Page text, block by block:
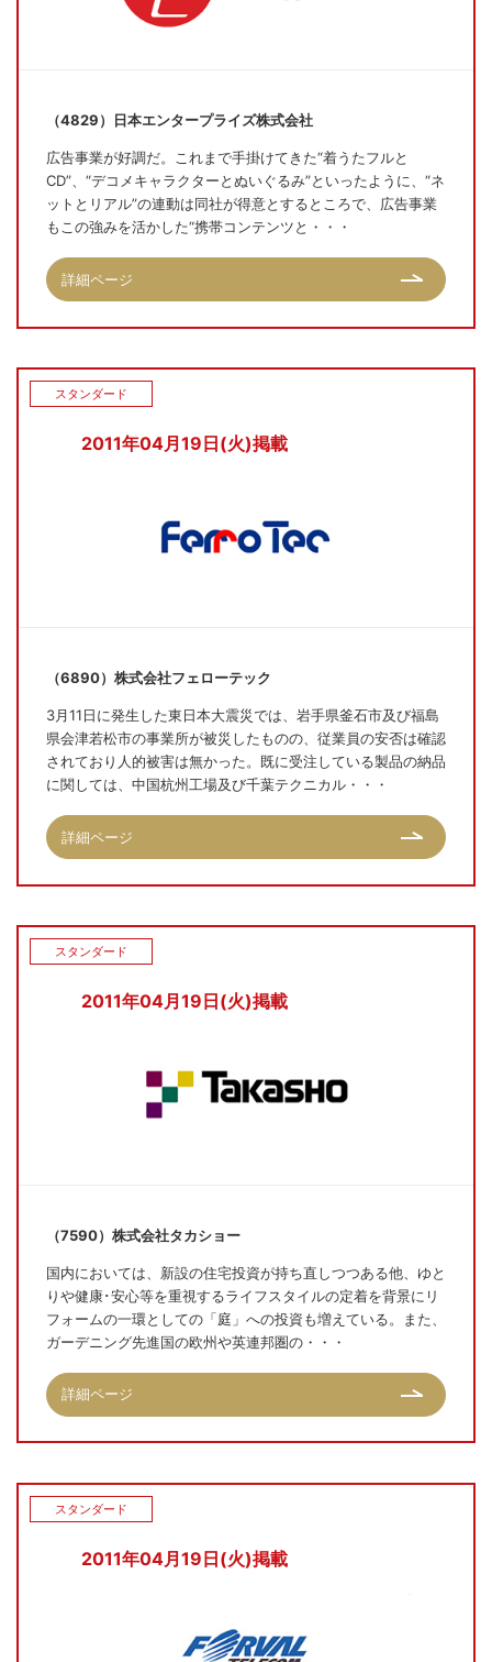
（4829）日本エンタープライズ株式会社
広告事業が好調だ。これまで手掛けてきた“着うたフルと
CD”、“デコメキャラクターとぬいぐるみ”といったように、“ネ
ットとリアル”の連動は同社が得意とするところで、広告事業
もこの強みを活かした“携帯コンテンツと・・・
詳細ページ
2011年04月19日(火)掲載
スタンダード
（6890）株式会社フェローテック
3月11日に発生した東日本大震災では、岩手県釜石市及び福島
県会津若松市の事業所が被災したものの、従業員の安否は確認
されており人的被害は無かった。既に受注している製品の納品
に関しては、中国杭州工場及び千葉テクニカル・・・
詳細ページ
2011年04月19日(火)掲載
スタンダード
（7590）株式会社タカショー
国内においては、新設の住宅投資が持ち直しつつある他、ゆと
りや健康･安心等を重視するライフスタイルの定着を背景にリ
フォームの一環としての「庭」への投資も増えている。また、
ガーデニング先進国の欧州や英連邦圏の・・・
詳細ページ
2011年04月19日(火)掲載
スタンダード